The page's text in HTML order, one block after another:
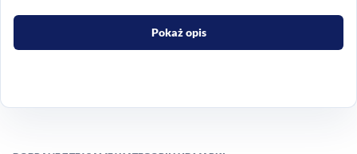
prezentu lub aktywności wspierającej codzienne zajęcie
jednym zestawie
Pokaż opis